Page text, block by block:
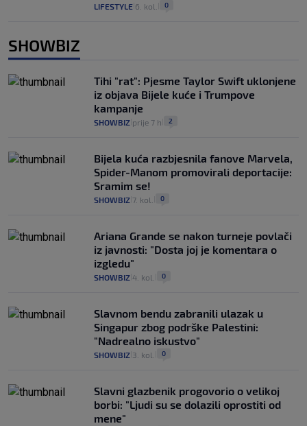
LIFESTYLE 6. kol. 0
SHOWBIZ
Tihi "rat": Pjesme Taylor Swift uklonjene
iz objava Bijele kuće i Trumpove
kampanje
SHOWBIZ prije 7 h 2
Bijela kuća razbjesnila fanove Marvela,
Spider-Manom promovirali deportacije:
Sramim se!
SHOWBIZ 7. kol. 0
Ariana Grande se nakon turneje povlači
iz javnosti: "Dosta joj je komentara o
izgledu"
SHOWBIZ 4. kol. 0
Slavnom bendu zabranili ulazak u
Singapur zbog podrške Palestini:
"Nadrealno iskustvo"
SHOWBIZ 3. kol. 0
Slavni glazbenik progovorio o velikoj
borbi: "Ljudi su se dolazili oprostiti od
mene"